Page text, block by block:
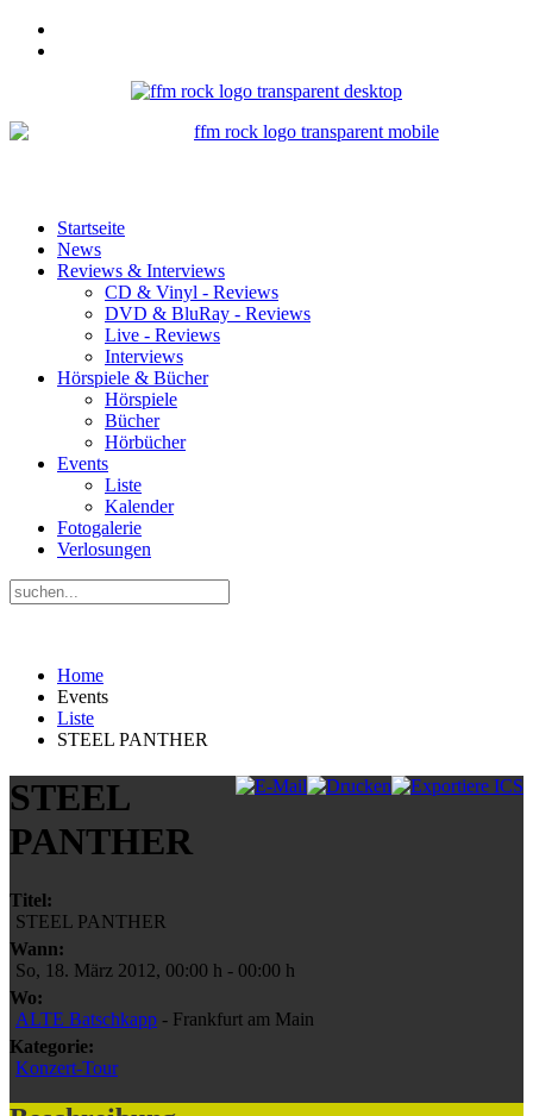
Startseite
News
Reviews & Interviews
CD & Vinyl - Reviews
DVD & BluRay - Reviews
Live - Reviews
Interviews
Hörspiele & Bücher
Hörspiele
Bücher
Hörbücher
Events
Liste
Kalender
Fotogalerie
Verlosungen
Home
Events
Liste
STEEL PANTHER
STEEL
PANTHER
Titel:
STEEL PANTHER
Wann:
So, 18. März 2012, 00:00 h - 00:00 h
Wo:
ALTE Batschkapp - Frankfurt am Main
Kategorie:
Konzert-Tour